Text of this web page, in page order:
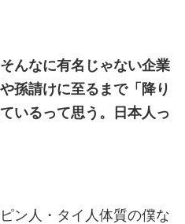
んなに有名じゃない企業
孫請けに至るまで「降り
いるって思う。日本人っ
ン人・タイ人体質の僕な